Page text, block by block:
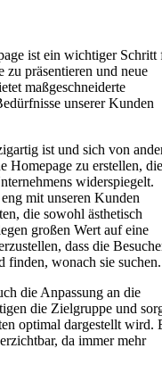
ist ein wichtiger Schritt
präsentieren und neue
maßgeschneiderte
unserer Kunden
ist und sich von
Homepage zu erstellen, die
widerspiegelt.
mit unseren Kunden
die sowohl ästhetisch
großen Wert auf eine
dass die
finden, wonach sie suchen.
die Anpassung an die
die Zielgruppe und
optimal dargestellt wird.
da immer mehr